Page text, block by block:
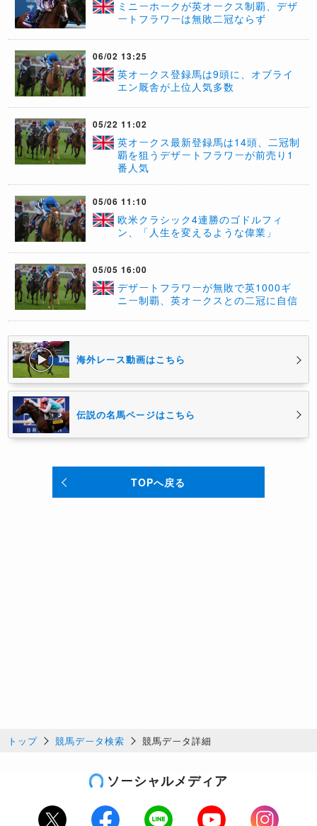
ミニーホークが英オークス制覇、デザ
ートフラワーは無敗二冠ならず
06/02 13:25
英オークス登録馬は9頭に、オブライ
エン厩舎が上位人気多数
05/22 11:02
英オークス最新登録馬は14頭、二冠制
覇を狙うデザートフラワーが前売り1
番人気
05/06 11:10
​欧米クラシック4連勝のゴドルフィ
ン、「人生を変えるような偉業」
05/05 16:00
デザートフラワーが無敗で英1000ギ
ニー制覇、英オークスとの二冠に自信
海外レース動画はこちら
伝説の名馬ページはこちら
TOPへ戻る
トップ 競馬データ検索 競馬データ詳細
ソーシャルメディア